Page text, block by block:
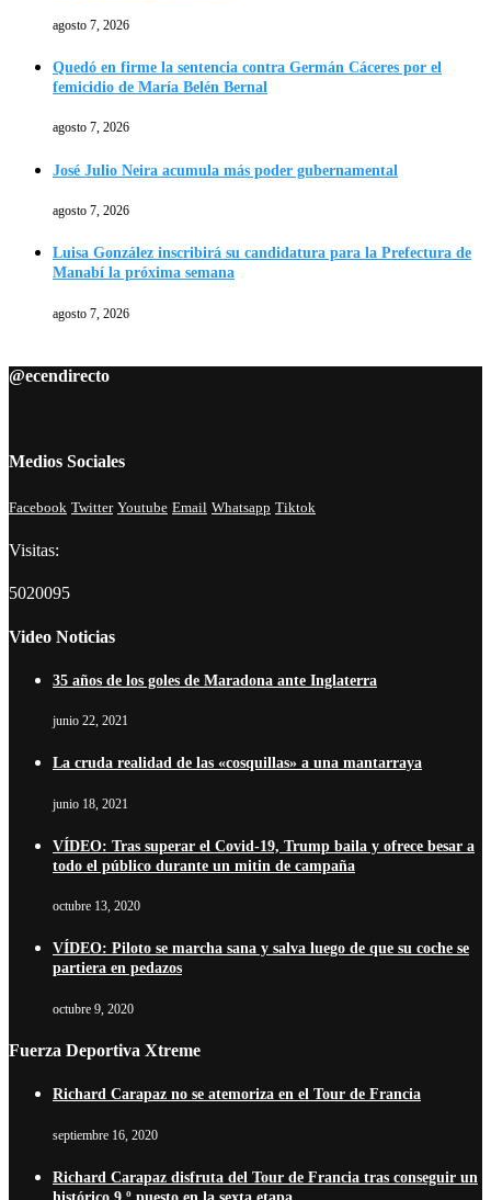
agosto 7, 2026
Quedó en firme la sentencia contra Germán Cáceres por el
femicidio de María Belén Bernal
agosto 7, 2026
José Julio Neira acumula más poder gubernamental
agosto 7, 2026
Luisa González inscribirá su candidatura para la Prefectura de
Manabí la próxima semana
agosto 7, 2026
@ecendirecto
Medios Sociales
Facebook Twitter Youtube Email Whatsapp Tiktok
Visitas:
5020095
Video Noticias
35 años de los goles de Maradona ante Inglaterra
junio 22, 2021
La cruda realidad de las «cosquillas» a una mantarraya
junio 18, 2021
VÍDEO: Tras superar el Covid-19, Trump baila y ofrece besar a
todo el público durante un mitin de campaña
octubre 13, 2020
VÍDEO: Piloto se marcha sana y salva luego de que su coche se
partiera en pedazos
octubre 9, 2020
Fuerza Deportiva Xtreme
Richard Carapaz no se atemoriza en el Tour de Francia
septiembre 16, 2020
Richard Carapaz disfruta del Tour de Francia tras conseguir un